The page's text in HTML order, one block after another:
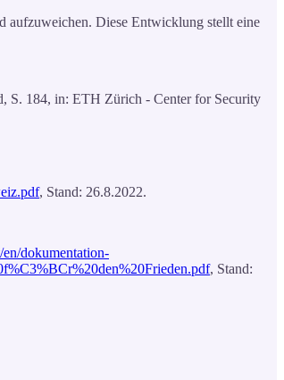
aufzuweichen. Diese Entwicklung stellt eine
S. 184, in: ETH Zürich - Center for Security
, Stand: 26.8.2022.
dokumentation-
, Stand: